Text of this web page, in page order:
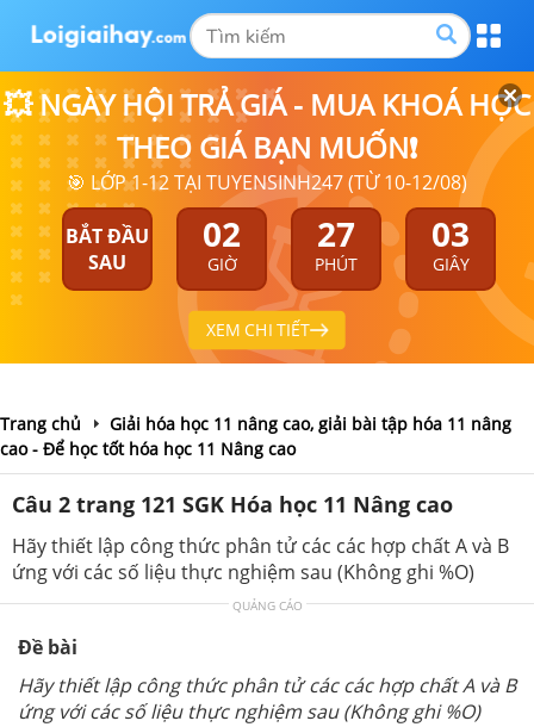
💥 NGÀY HỘI TRẢ GIÁ - MUA KHOÁ HỌC
THEO GIÁ BẠN MUỐN❗
🎯 LỚP 1-12 TẠI TUYENSINH247 (TỪ 10-12/08)
BẮT ĐẦU
SAU
02
GIỜ
27
PHÚT
02
GIÂY
XEM CHI TIẾT
Trang chủ
Giải hóa học 11 nâng cao, giải bài tập hóa 11 nâng
cao - Để học tốt hóa học 11 Nâng cao
Câu 2 trang 121 SGK Hóa học 11 Nâng cao
Hãy thiết lập công thức phân tử các các hợp chất A và B
ứng với các số liệu thực nghiệm sau (Không ghi %O)
QUẢNG CÁO
Đề bài
Hãy thiết lập công thức phân tử các các hợp chất A và B
ứng với các số liệu thực nghiệm sau (Không ghi %O)